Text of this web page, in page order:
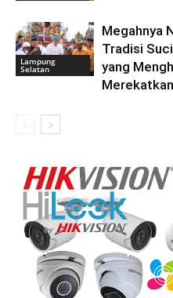
Lampung
Selatan
Megahnya
Tradisi
yang